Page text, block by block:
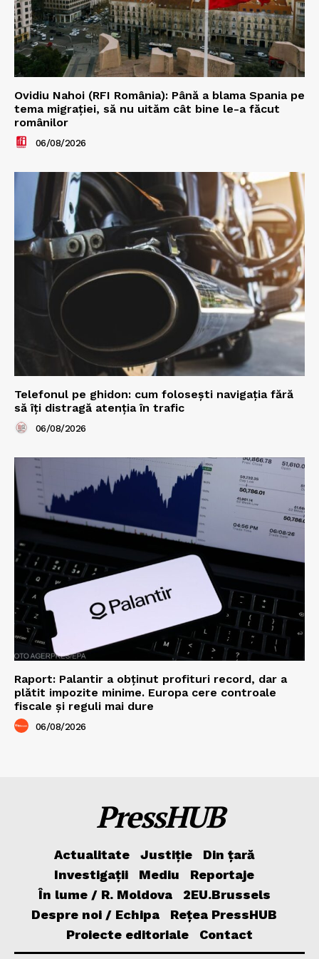
Ovidiu Nahoi (RFI România): Până a blama Spania pe
tema migrației, să nu uităm cât bine le-a făcut
românilor
06/08/2026
Telefonul pe ghidon: cum folosești navigația fără
să îți distragă atenția în trafic
06/08/2026
Raport: Palantir a obținut profituri record, dar a
plătit impozite minime. Europa cere controale
fiscale și reguli mai dure
06/08/2026
PressHUB
Actualitate Justiție
Din țară
Investigații
Mediu
Reportaje
În lume / R. Moldova
2EU.Brussels
Despre noi / Echipa
Rețea PressHUB
Proiecte editoriale
Contact